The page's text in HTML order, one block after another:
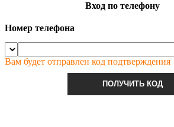
Вход по телефону
Номер телефона
Вам будет отправлен код подтверждения
ПОЛУЧИТЬ КОД